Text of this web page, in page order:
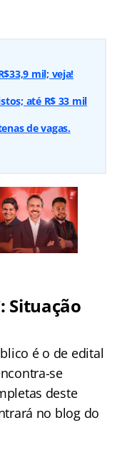
mil; veja!
até R$ 33 mil
de vagas.
Situação
é o de edital
se
deste
no blog do